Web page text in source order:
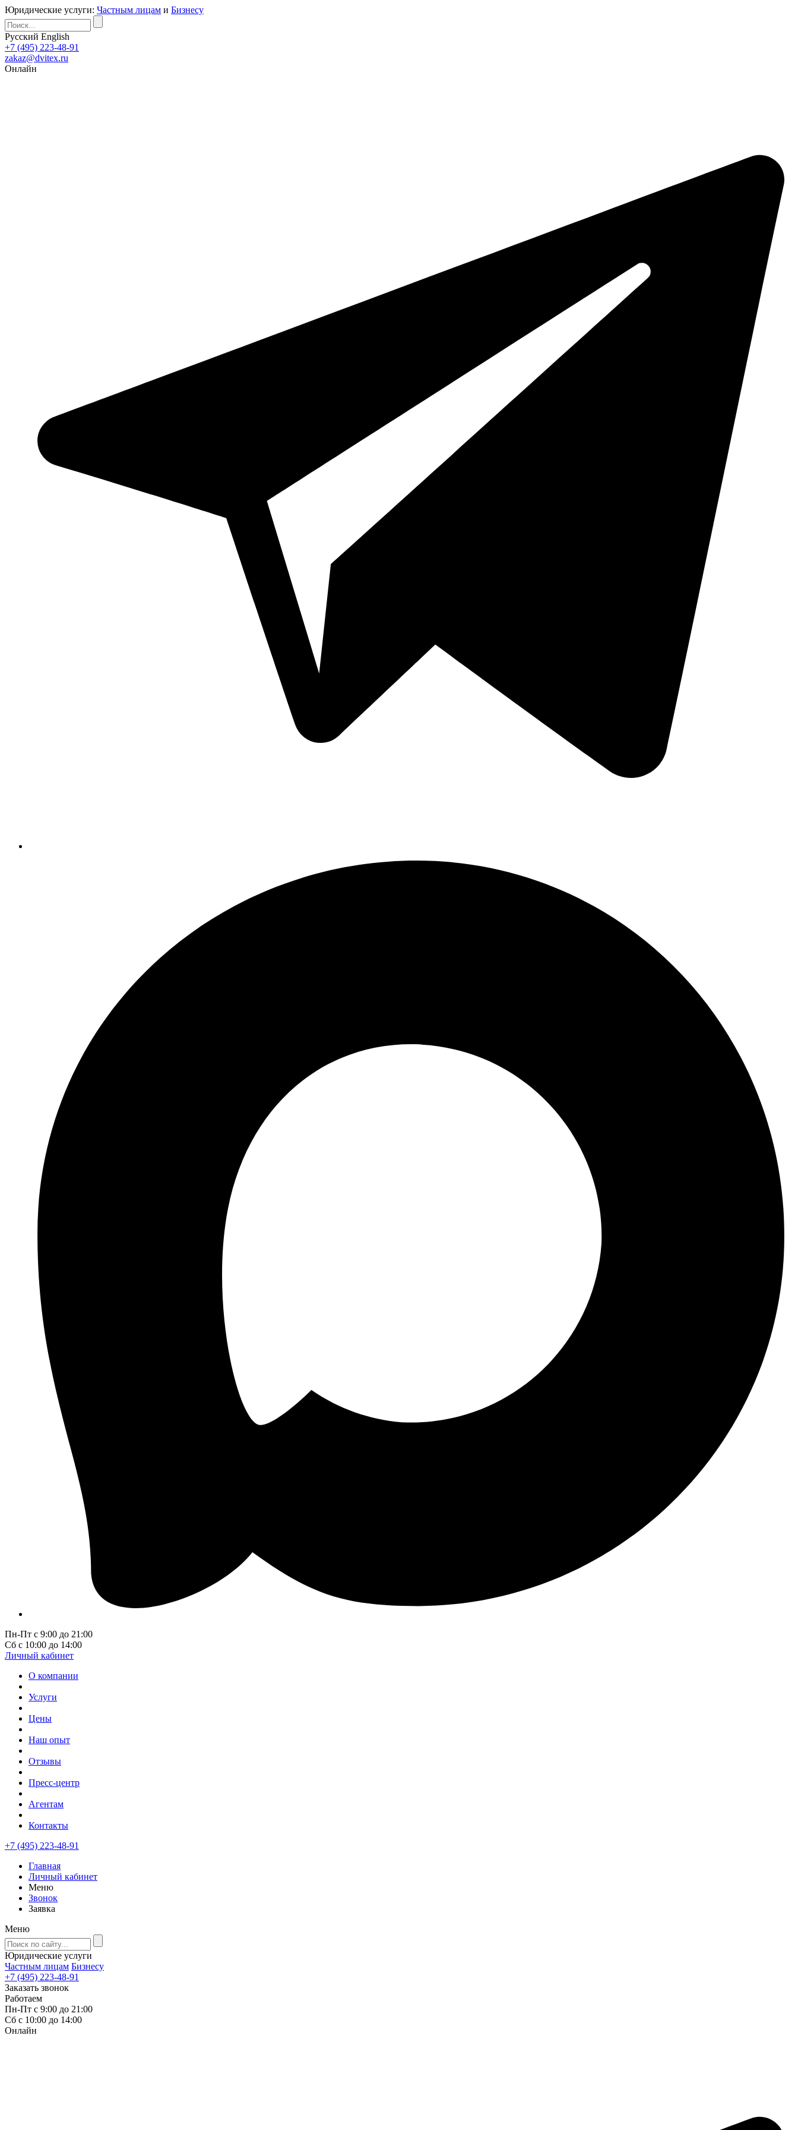
Юридические услуги: Частным лицам и Бизнесу
Русский English
+7 (495) 223-48-91
zakaz@dvitex.ru
Онлайн
Пн-Пт с 9:00 до 21:00
Сб с 10:00 до 14:00
Личный кабинет
О компании
Услуги
Цены
Наш опыт
Отзывы
Пресс-центр
Агентам
Контакты
+7 (495) 223-48-91
Главная
Личный кабинет
Меню
Звонок
Заявка
Меню
Юридические услуги
Частным лицам Бизнесу
+7 (495) 223-48-91
Заказать звонок
Работаем
Пн-Пт с 9:00 до 21:00
Сб с 10:00 до 14:00
Онлайн